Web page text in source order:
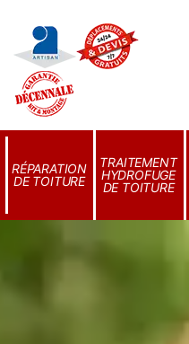
RÉPARATION
DE TOITURE
TRAITEMENT
HYDROFUGE
DE TOITURE